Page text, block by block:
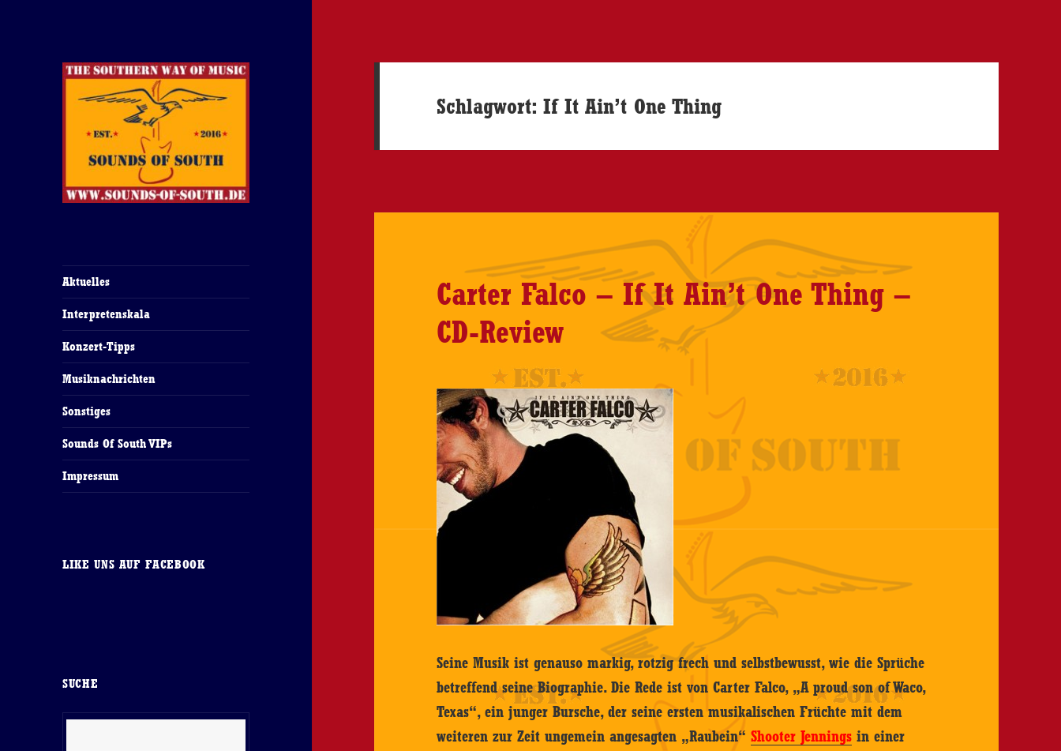
Aktuelles
Interpretenskala
Konzert-Tipps
Musiknachrichten
Sonstiges
Sounds Of South VIPs
Impressum
LIKE UNS AUF FACEBOOK
SUCHE
Schlagwort:If It Ain’t One Thing
Carter Falco – If It Ain’t One Thing –
CD-Review
Seine Musik ist genauso markig, rotzig frech und selbstbewusst, wie die Sprüche
betreffend seine Biographie. Die Rede ist von Carter Falco, „A proud son of Waco,
Texas“, ein junger Bursche, der seine ersten musikalischen Früchte mit dem
weiteren zur Zeit ungemein angesagten „Raubein“Shooter Jennings in einer